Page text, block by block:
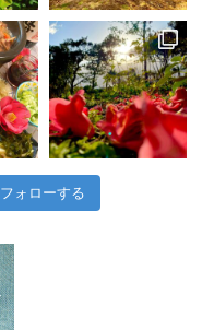
フォローする